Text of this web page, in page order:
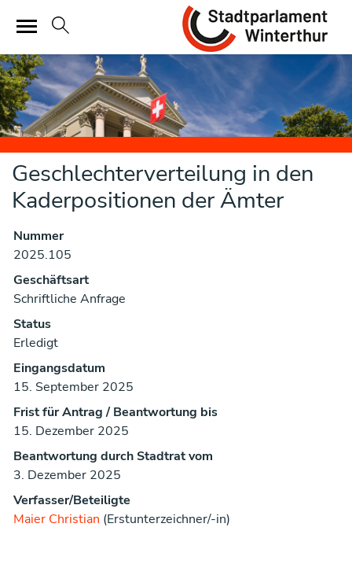
zur Startseite
Direkt zur Hauptnavigation
Direkt zum Inhalt
Direkt zur Suche
Direkt zum Stichwortverzeichnis
Geschlechterverteilung in den
Kaderpositionen der Ämter
Nummer
2025.105
Geschäftsart
Schriftliche Anfrage
Status
Erledigt
Eingangsdatum
15. September 2025
Frist für Antrag / Beantwortung bis
15. Dezember 2025
Beantwortung durch Stadtrat vom
3. Dezember 2025
Verfasser/Beteiligte
Maier Christian (Erstunterzeichner/-in)
Zugehörige Objekte